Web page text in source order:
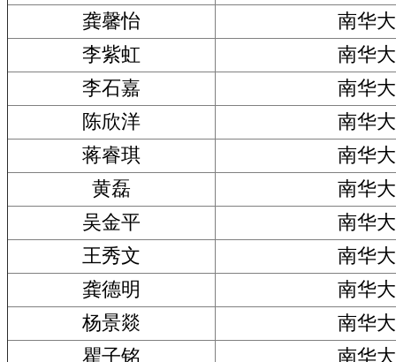
龚馨怡
南华
李紫虹
南华
李石嘉
南华
陈欣洋
南华
蒋睿琪
南华
黄磊
南华
吴金平
南华
王秀文
南华
龚德明
南华
杨景燚
南华
瞿子铭
南华